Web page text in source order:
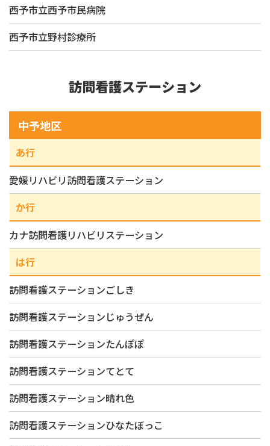
西予市立西予市民病院
西予市立野村診療所
訪問看護ステーション
中予地区
あ行
愛媛リハビリ訪問看護ステーション
か行
カナ訪問看護リハビリステーション
は行
訪問看護ステーションごしき
訪問看護ステーションじゅうぜん
訪問看護ステーションたんぽぽ
訪問看護ステーションてとて
訪問看護ステーション晴れ色
訪問看護ステーションひなたぼっこ